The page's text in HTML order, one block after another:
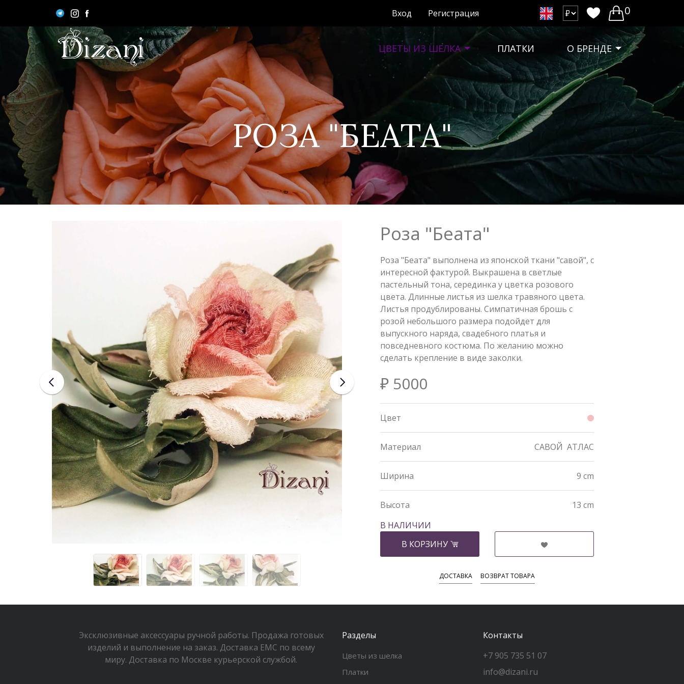
Вход Регистрация 0
ЦВЕТЫ ИЗ ШЕЛКА ПЛАТКИ О БРЕНДЕ
РОЗА "БЕАТА"
Роза "Беата"
Роза "Беата" выполнена из японской ткани "савой", с
интересной фактурой. Выкрашена в светлые
пастельный тона, серединка у цветка розового
цвета. Длинные листья из шелка травяного цвета.
Листья продублированы. Симпатичная брошь с
розой небольшого размера подойдет для
выпускного наряда, свадебного платья и
повседневного костюма. По желанию можно
сделать крепление в виде заколки.
₽ 5000
Цвет
Материал САВОЙ АТЛАС
Ширина 9 cm
Высота
13 cm
В НАЛИЧИИ
В КОРЗИНУ
ДОСТАВКА ВОЗВРАТ ТОВАРА
Эксклюзивные аксессуары ручной работы. Продажа готовых
изделий и выполнение на заказ. Доставка EMC по всему
миру. Доставка по Москве курьерской службой.
Разделы
Цветы из шелка
Платки
Контакты
+7 905 735 51 07
info@dizani.ru
Подпишитесь на наш Telegram канал и
получайте свежие обновления о новых
работах, акциях и скидках!
Подписаться
Позже Не показывать